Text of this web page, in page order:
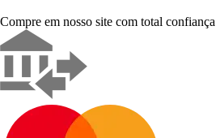
Compre em nosso site com total confiança